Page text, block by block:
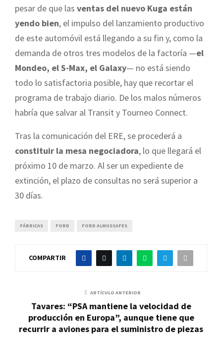
pesar de que las ventas del nuevo Kuga están
yendo bien, el impulso del lanzamiento productivo
de este automóvil está llegando a su fin y, como la
demanda de otros tres modelos de la factoría —el
Mondeo, el S-Max, el Galaxy— no está siendo
todo lo satisfactoria posible, hay que recortar el
programa de trabajo diario. De los malos números
habría que salvar al Transit y Tourneo Connect.
Tras la comunicación del ERE, se procederá a
constituir la mesa negociadora, lo que llegará el
próximo 10 de marzo. Al ser un expediente de
extinción, el plazo de consultas no será superior a
30 días.
FÁBRICAS FORD FORD ALMUSSAFES
COMPARTIR
ARTÍCULO ANTERIOR
Tavares: “PSA mantiene la velocidad de
producción en Europa”, aunque tiene que
recurrir a aviones para el suministro de piezas